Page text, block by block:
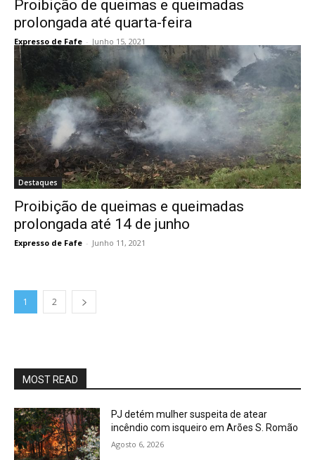
Proibição de queimas e queimadas
prolongada até quarta-feira
Expresso de Fafe - Junho 15, 2021
Destaques
Proibição de queimas e queimadas
prolongada até 14 de junho
Expresso de Fafe - Junho 11, 2021
1 2
MOST READ
PJ detém mulher suspeita de atear
incêndio com isqueiro em Arões S. Romão
Agosto 6, 2026